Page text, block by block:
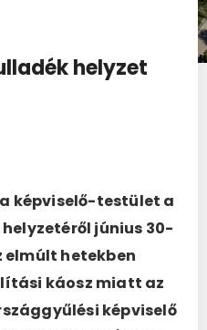
helyzet
képviselő-testület a
június 30-
elmúlt hetekben
káosz miatt az
képviselő